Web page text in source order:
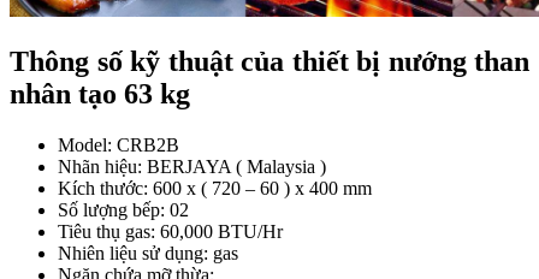
Thông số kỹ thuật của thiết bị nướng than
nhân tạo 63 kg
Model: CRB2B
Nhãn hiệu: BERJAYA ( Malaysia )
Kích thước: 600 x ( 720 – 60 ) x 400 mm
Số lượng bếp: 02
Tiêu thụ gas: 60,000 BTU/Hr
Nhiên liệu sử dụng: gas
Ngăn chứa mỡ thừa: